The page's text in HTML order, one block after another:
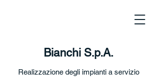
Bianchi S.p.A.
Realizzazione degli impianti a servizio